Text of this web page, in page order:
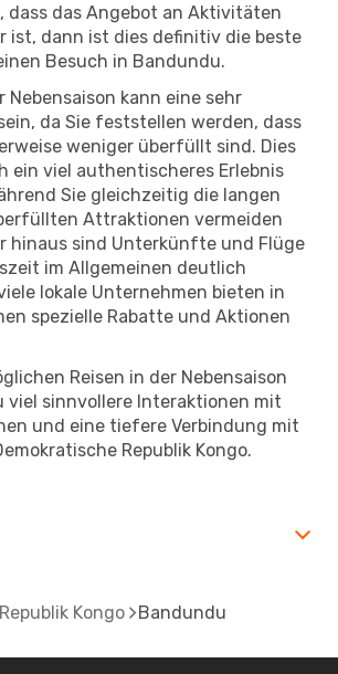
dass das Angebot an Aktivitäten
ist, dann ist dies definitiv die beste
Besuch in Bandundu.
Nebensaison kann eine sehr
da Sie feststellen werden, dass
weniger überfüllt sind. Dies
ein viel authentischeres Erlebnis
Sie gleichzeitig die langen
Attraktionen vermeiden
hinaus sind Unterkünfte und Flüge
im Allgemeinen deutlich
lokale Unternehmen bieten in
spezielle Rabatte und Aktionen
Reisen in der Nebensaison
viel sinnvollere Interaktionen mit
und eine tiefere Verbindung mit
Republik Kongo.
Kongo Bandundu